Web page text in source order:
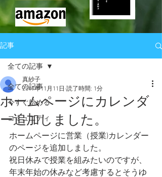
記事
全ての記事
今すぐ始める
コミュニティ
全ての記事
ホームページにカレンダ
ー追加しました。
真紗子
2017年11月11日 読了時間: 1分
ホームページに営業（授業)カレンダー
のページを追加しました。
祝日休みで授業を組みたいのですが、
年末年始の休みなど考慮するとそうゆ